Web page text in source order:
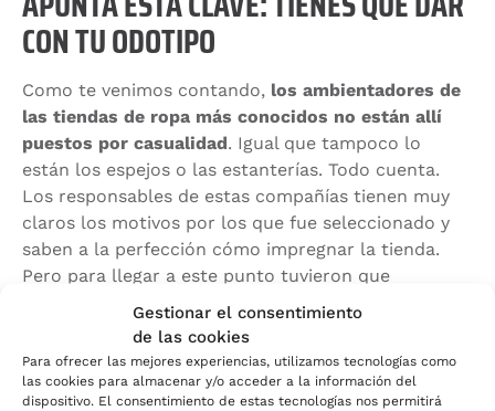
Gestionar el consentimiento
de las cookies
Para ofrecer las mejores experiencias, utilizamos tecnologías como
las cookies para almacenar y/o acceder a la información del
dispositivo. El consentimiento de estas tecnologías nos permitirá
CON TU ODOTIPO
Como te venimos contando, los ambientadores de
las tiendas de ropa más conocidos no están allí
puestos por casualidad. Igual que tampoco lo
están los espejos o las estanterías. Todo cuenta.
Los responsables de estas compañías tienen muy
claros los motivos por los que fue seleccionado y
saben a la perfección cómo impregnar la tienda.
Pero para llegar a este punto tuvieron que
encontrar su odotipo
, que es un aroma
identificativo y corporativo diseñado especialmente
para una marca o producto.
El odotipo no es un aroma comercial que se utiliza